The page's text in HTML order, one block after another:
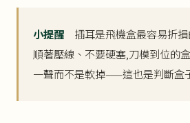
小提醒插耳是飛機盒最容易折損
順著壓線、不要硬塞,刀模到位的
一聲而不是軟掉——這也是判斷盒